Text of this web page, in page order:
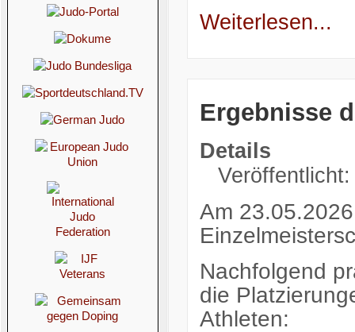
Weiterlesen...
Ergebnisse
Details
Am
Nachfolgend
die
Athleten: